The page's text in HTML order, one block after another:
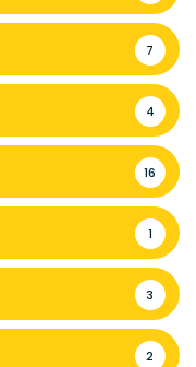
7
4
16
1
3
2